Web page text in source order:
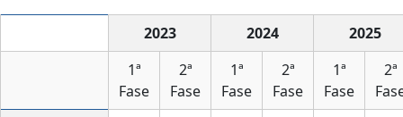
2023 2024
2025
1ª
Fase
2ª
Fase
1ª
Fase
2ª
Fase
1ª
Fase
2ª